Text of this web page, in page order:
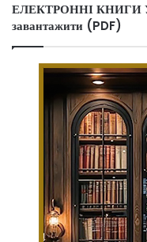
ЕЛЕКТРОННІ КНИГИ
завантажити (PDF)